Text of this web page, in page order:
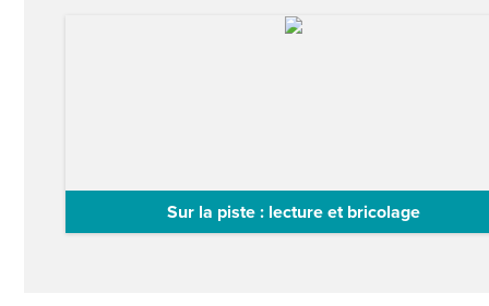
Sur la piste : lecture et bricolage